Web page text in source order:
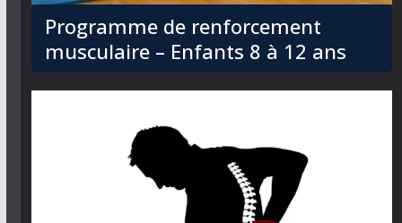
Programme de renforcement
musculaire – Enfants 8 à 12 ans